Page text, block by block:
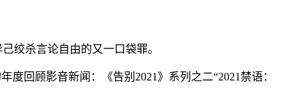
绞杀言论自由的又一口袋罪。
回顾影音新闻：《告别2021》系列之二“2021禁语：